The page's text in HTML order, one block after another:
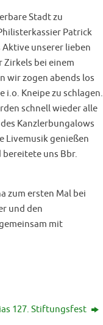
Stadt zu
Patrick
unserer lieben
Zirkels bei einem
wir zogen abends los
i.o. Kneipe zu schlagen.
schnell wieder alle
Kanzlerbungalows
Livemusik genießen
uns Bbr.
zum ersten Mal bei
und den
mit
127. Stiftungsfest